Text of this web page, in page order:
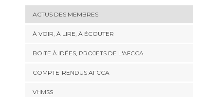
ACTUS DES MEMBRES
À VOIR, À LIRE, À ÉCOUTER
BOITE À IDÉES, PROJETS DE L'AFCCA
COMPTE-RENDUS AFCCA
VHMSS